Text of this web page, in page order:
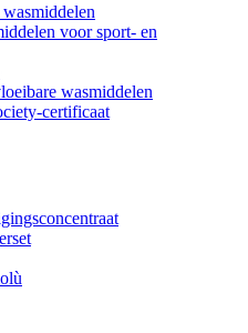
voor sport- en
wasmiddelen
certificaat